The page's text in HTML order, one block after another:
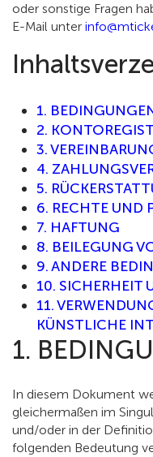
oder sonstige Fragen
E-Mail unter
1.
2.
3.
4.
5.
6. RECHTE UND
7. HAFTUNG
8. BEILEGUNG
9. ANDERE
10. SICHERHEIT
11.
KÜNSTLICHE
1.
In diesem Dokument
gleichermaßen im
und/oder in der
folgenden Bedeutung